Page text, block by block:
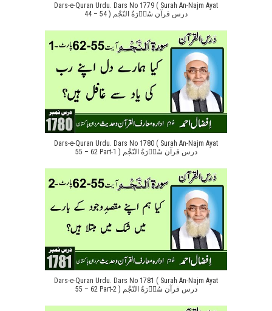
Dars-e-Quran Urdu. Dars No 1779 ( Surah An-Najm Ayat
44 – 54 ) درس قرآن سُوۡرَةُ النّجْم
Dars-e-Quran Urdu. Dars No 1780 ( Surah An-Najm Ayat
55 – 62 Part-1 ) درس قرآن سُوۡرَةُ النّجْم
Dars-e-Quran Urdu. Dars No 1781 ( Surah An-Najm Ayat
55 – 62 Part-2 ) درس قرآن سُوۡرَةُ النّجْم